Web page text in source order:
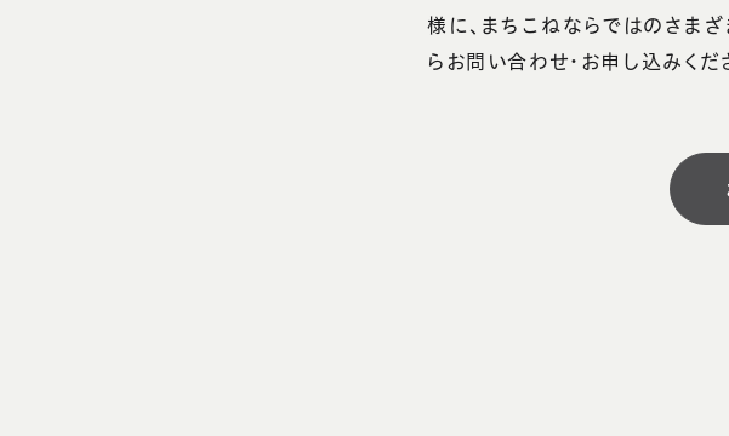
様に、まちこねならではのさま
らお問い合わせ・お申し込みくだ